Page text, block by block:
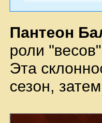
Пантеон
роли
Эта
сезон,